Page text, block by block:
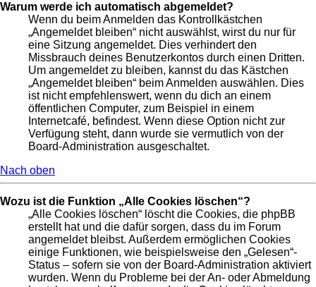
Warum werde ich automatisch abgemeldet?
Wenn du beim Anmelden das Kontrollkästchen
„Angemeldet bleiben“ nicht auswählst, wirst du nur für
eine Sitzung angemeldet. Dies verhindert den
Missbrauch deines Benutzerkontos durch einen Dritten.
Um angemeldet zu bleiben, kannst du das Kästchen
„Angemeldet bleiben“ beim Anmelden auswählen. Dies
ist nicht empfehlenswert, wenn du dich an einem
öffentlichen Computer, zum Beispiel in einem
Internetcafé, befindest. Wenn diese Option nicht zur
Verfügung steht, dann wurde sie vermutlich von der
Board-Administration ausgeschaltet.
Nach oben
Wozu ist die Funktion „Alle Cookies löschen“?
„Alle Cookies löschen“ löscht die Cookies, die phpBB
erstellt hat und die dafür sorgen, dass du im Forum
angemeldet bleibst. Außerdem ermöglichen Cookies
einige Funktionen, wie beispielsweise den „Gelesen“-
Status – sofern sie von der Board-Administration aktiviert
wurden. Wenn du Probleme bei der An- oder Abmeldung